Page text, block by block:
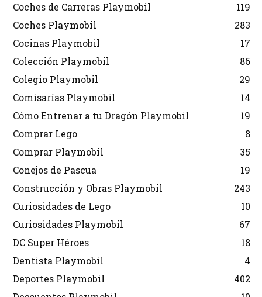
Coches de Carreras Playmobil
119
Coches Playmobil
283
Cocinas Playmobil
17
Colección Playmobil
86
Colegio Playmobil
29
Comisarías Playmobil
14
Cómo Entrenar a tu Dragón Playmobil
19
Comprar Lego
8
Comprar Playmobil
35
Conejos de Pascua
19
Construcción y Obras Playmobil
243
Curiosidades de Lego
10
Curiosidades Playmobil
67
DC Super Héroes
18
Dentista Playmobil
4
Deportes Playmobil
402